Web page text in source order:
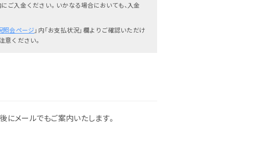
ご入金ください。いかなる場合においても、入金
照会ページ 」内「お支払状況」欄よりご確認いただけ
意ください。
にメールでもご案内いたします。